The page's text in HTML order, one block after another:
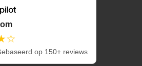
op 150+ reviews